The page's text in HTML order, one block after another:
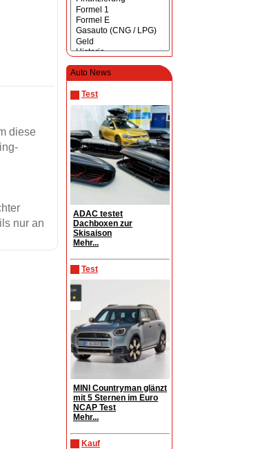
Auto News
Test
ADAC testet
Dachboxen zur
Skisaison
Mehr...
Test
MINI Countryman glänzt
mit 5 Sternen im Euro
NCAP Test
Mehr...
Kauf
diese
nur an